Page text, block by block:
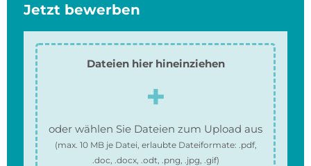
Jetzt bewerben
Dateien hier hineinziehen
oder wählen Sie Dateien zum Upload aus
(max. 10 MBje Datei, erlaubte Dateiformate: .pdf,
.doc, .docx, .odt, .png, .jpg, .gif)